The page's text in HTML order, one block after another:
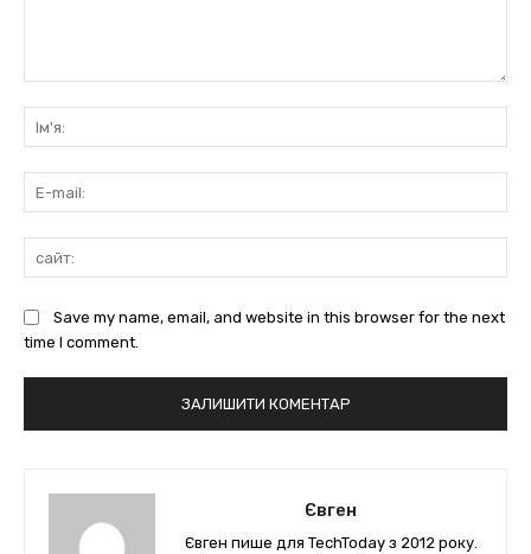
Save my name, email, and website in this browser for the next
time I comment.
Євген
Євген пише для TechToday з 2012 року.